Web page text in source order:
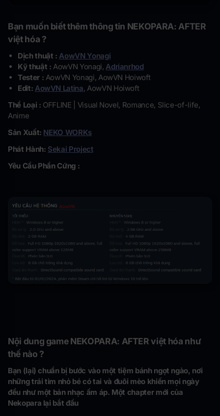
Bạn muốn biết thêm thông tin NEKOPARA: AFTER
việt hóa ?
Dịch thuật : AowVN Yonagi
Kỹ thuật : AowVN Yonagi, Adrianrhod
Tester : AowVN Yonagi, AowVN Hoiwoft
Edit: AowVN Latina, AowVN Hoiwoft
Thể Loại : OFFLINE | Visual Novel, Romance, Slice-of-life,
Anime
Sản Xuất: NEKO WORKs
Phát Hành: Sekai Project
Yêu Cầu Phần Cứng :
Nội dung game NEKOPARA: AFTER việt hóa như
thế nào ?
Bạn (lại) chuẩn bị bước vào một tiệm bánh ngọt ngào, nơi
những trái tim nhỏ bé có tai và đuôi mèo khiến mọi ngày
đều như một bản nhạc ấm áp. Một chapter mới của
Nekopara lại bắt đầu